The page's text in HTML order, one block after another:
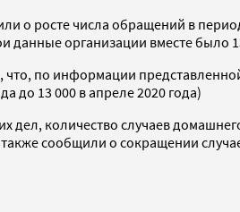
о росте числа обращений в
данные организации вместе было
по информации
до 13 000 в апреле 2020 года)
количество случаев
сообщили о сокращении